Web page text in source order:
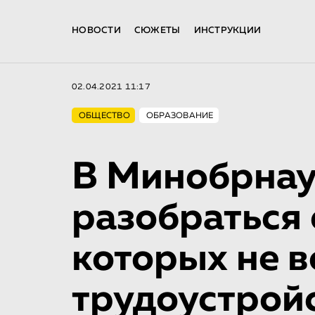
НОВОСТИ СЮЖЕТЫ ИНСТРУКЦИИ
02.04.2021 11:17
ОБЩЕСТВО ОБРАЗОВАНИЕ
В
разобраться
которых не